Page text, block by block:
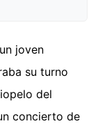
joven
su turno
del
concierto de